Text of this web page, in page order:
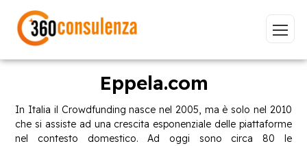
Vai
Eppela.com
In Italia il Crowdfunding nasce nel 2005, ma è solo nel 2010
che si assiste ad una crescita esponenziale delle piattaforme
nel contesto domestico. Ad oggi sono circa 80 le